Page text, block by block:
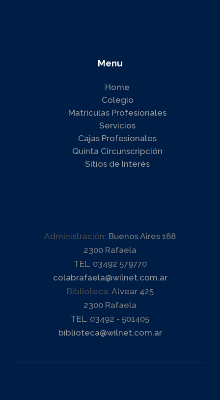
Menu
Home
Colegio
Matrículas Profesionales
Servicios
Cajas Profesionales
Quinta Circunscripción
Sitios de Interés
Administración: Buenos Aires 168
2300 Rafaela
TEL. 03492 579770
colabrafaela@wilnet.com.ar
Biblioteca: Alvear 425
2300 Rafaela
TEL. 03492 - 501405
biblioteca@wilnet.com.ar